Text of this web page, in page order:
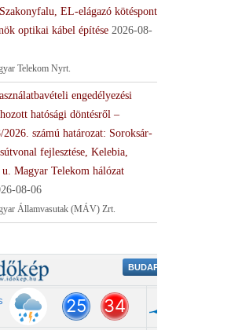
EL-elágazó kötéspont
optikai kábel építése 2026-08-
Telekom Nyrt.
engedélyezési
hatósági döntésről –
számú határozat: Soroksár-
fejlesztése, Kelebia,
Magyar Telekom hálózat
08-06
Államvasutak (MÁV) Zrt.